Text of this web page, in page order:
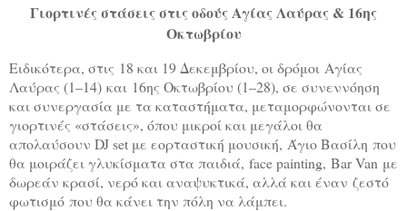
Γιορτινές στάσεις στις οδούς Αγίας Λαύρας & 16ης
Οκτωβρίου
Ειδικότερα, στις 18 και 19 Δεκεμβρίου, οι δρόμοι Αγίας
Λαύρας (1–14) και 16ης Οκτωβρίου (1–28), σε συνεννόηση
και συνεργασία με τα καταστήματα, μεταμορφώνονται σε
γιορτινές «στάσεις», όπου μικροί και μεγάλοι θα
απολαύσουν DJ set με εορταστική μουσική, Άγιο Βασίλη που
θα μοιράζει γλυκίσματα στα παιδιά, face painting, Bar Van με
δωρεάν κρασί, νερό και αναψυκτικά, αλλά και έναν ζεστό
φωτισμό που θα κάνει την πόλη να λάμπει.